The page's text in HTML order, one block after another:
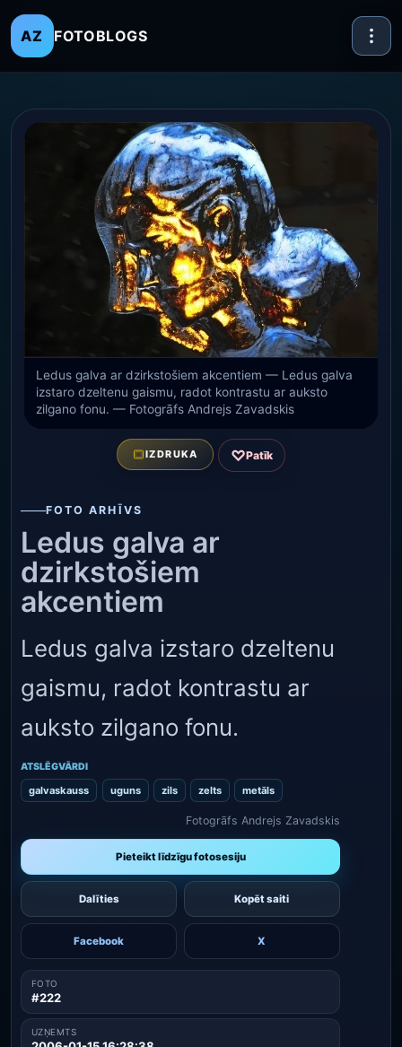
AZ FOTOBLOGS
Ledus galva ar dzirkstošiem akcentiem — Ledus galva
izstaro dzeltenu gaismu, radot kontrastu ar auksto
zilgano fonu. — Fotogrāfs Andrejs Zavadskis
IZDRUKA ♡Patīk
FOTO ARHĪVS
Ledus galva ar
dzirkstošiem
akcentiem
Ledus galva izstaro dzeltenu
gaismu, radot kontrastu ar
auksto zilgano fonu.
ATSLĒGVĀRDI
galvaskauss uguns zils zelts metāls
Fotogrāfs Andrejs Zavadskis
Pieteikt līdzīgu fotosesiju
Dalīties Kopēt saiti
Facebook X
FOTO
#222
UZŅEMTS